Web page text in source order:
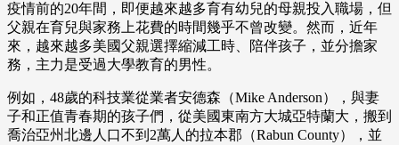
疫情前的20年間，即便越來越多育有幼兒的母親投入職場，但
父親在育兒與家務上花費的時間幾乎不曾改變。然而，近年
來，越來越多美國父親選擇縮減工時、陪伴孩子，並分擔家
務，主力是受過大學教育的男性。
例如，48歲的科技業從業者安德森（Mike Anderson），與妻
子和正值青春期的孩子們，從美國東南方大城亞特蘭大，搬到
喬治亞州北邊人口不到2萬人的拉本郡（Rabun County），並